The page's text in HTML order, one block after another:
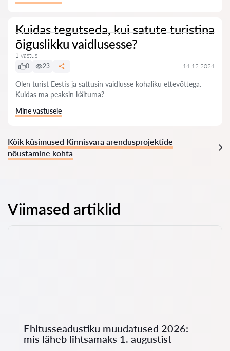
Kuidas tegutseda, kui satute turistina
õiguslikku vaidlusesse?
1 vastus
0
23 14.12.2024
Olen turist Eestis ja sattusin vaidlusse kohaliku ettevõttega.
Kuidas ma peaksin käituma?
Mine vastusele
Kõik küsimused Kinnisvara arendusprojektide
nõustamine kohta
Viimased artiklid
Ehitusseadustiku muudatused 2026:
mis läheb lihtsamaks 1. augustist